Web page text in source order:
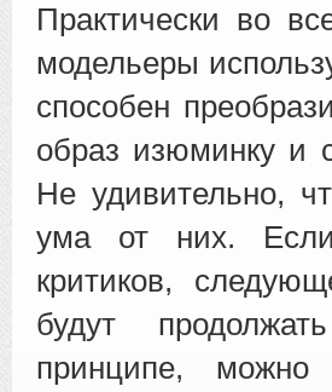
Практически во
модельеры
способен
образ изюминку и
Не удивительно,
ума от них.
критиков,
будут
принципе,